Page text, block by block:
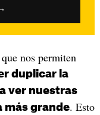
nos permiten
duplicar la
ver nuestras
más grande. Esto